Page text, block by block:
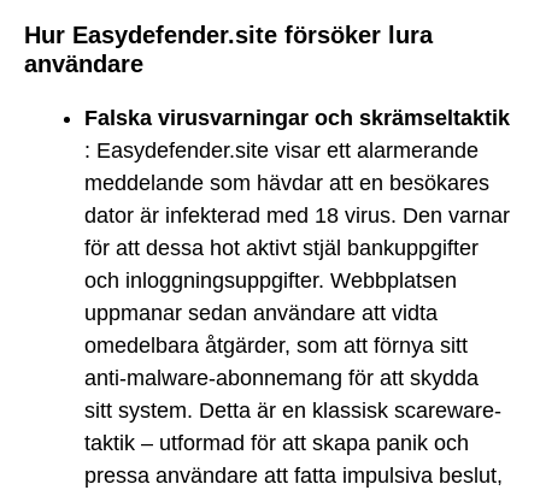
Hur Easydefender.site försöker lura
användare
Falska virusvarningar och skrämseltaktik
: Easydefender.site visar ett alarmerande
meddelande som hävdar att en besökares
dator är infekterad med 18 virus. Den varnar
för att dessa hot aktivt stjäl bankuppgifter
och inloggningsuppgifter. Webbplatsen
uppmanar sedan användare att vidta
omedelbara åtgärder, som att förnya sitt
anti-malware-abonnemang för att skydda
sitt system. Detta är en klassisk scareware-
taktik – utformad för att skapa panik och
pressa användare att fatta impulsiva beslut,